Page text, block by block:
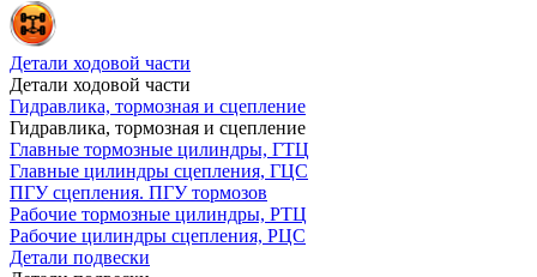
Детали ходовой части
Детали ходовой части
Гидравлика, тормозная и сцепление
Гидравлика, тормозная и сцепление
Главные тормозные цилиндры, ГТЦ
Главные цилиндры сцепления, ГЦС
ПГУ сцепления. ПГУ тормозов
Рабочие тормозные цилиндры, РТЦ
Рабочие цилиндры сцепления, РЦС
Детали подвески